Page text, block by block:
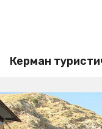
Керман